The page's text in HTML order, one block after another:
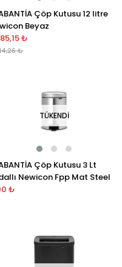
Çöp Kutusu 12 litre
Beyaz
₺
₺
TÜKENDI
Çöp Kutusu 3 Lt
Newicon Fpp Mat Steel
₺